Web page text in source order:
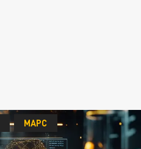
МАРС